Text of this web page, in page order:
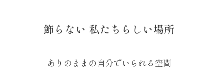
飾らない 私たちらしい場所
ありのままの自分でいられる空間